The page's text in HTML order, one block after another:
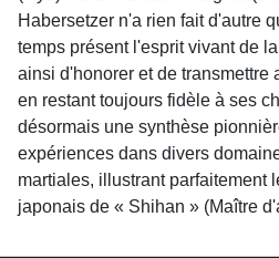
Habersetzer n'a rien fait d'autre
temps présent l'esprit vivant de
ainsi d'honorer et de transmettre
en restant toujours fidèle à ses
désormais une synthèse
expériences dans divers
martiales, illustrant parfaitement
japonais de « Shihan » (Maître